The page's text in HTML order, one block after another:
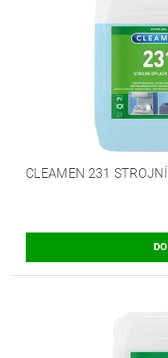
CLEAMEN 231